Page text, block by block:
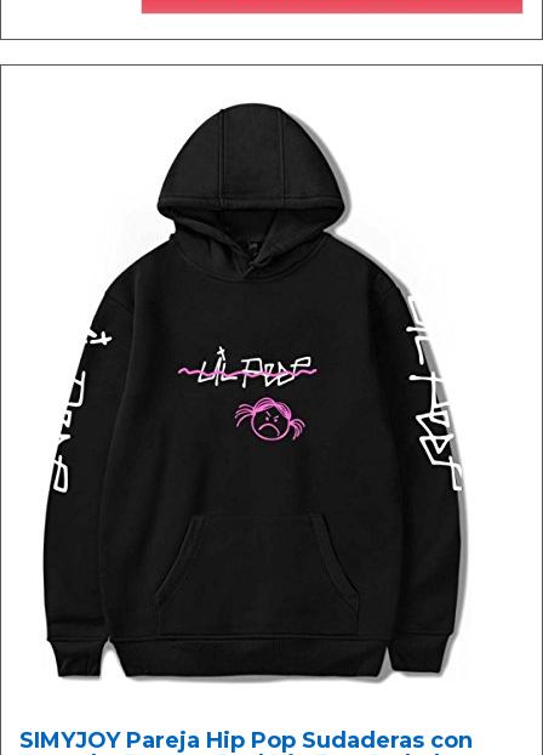
SIMYJOY Pareja Hip Pop Sudaderas con